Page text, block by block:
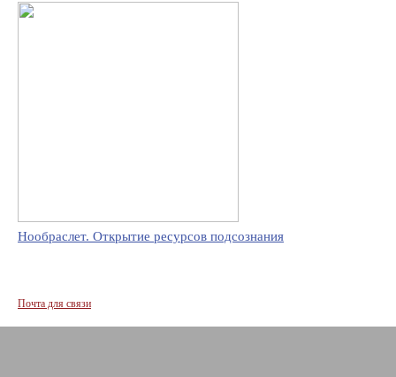
Нообраслет. Открытие ресурсов подсознания
Почта для связи